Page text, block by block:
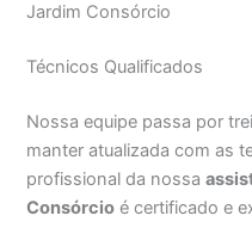
Jardim Consórcio
Técnicos Qualificados
Nossa equipe passa por
manter atualizada com as
profissional da nossa
Consórcio é certificado e